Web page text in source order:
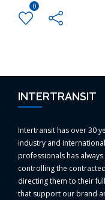
0
INTERTRANSIT
Intertransit has over 30
industry and
professionals has
controlling the
directing them to their
that support our brand